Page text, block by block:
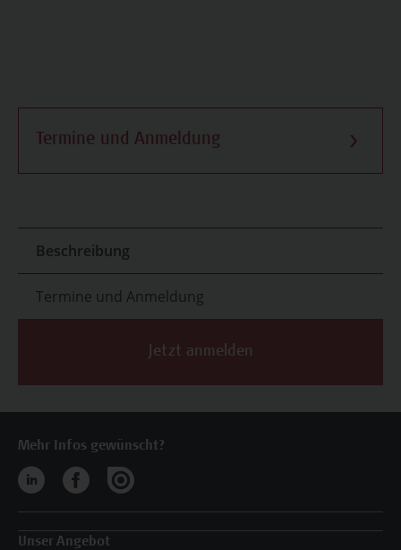
Termine und Anmeldung
Beschreibung
Termine und Anmeldung
Jetzt anmelden
Mehr Infos gewünscht?
Unser Angebot